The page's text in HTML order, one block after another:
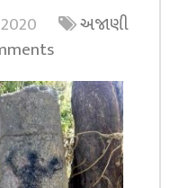
અજાણી